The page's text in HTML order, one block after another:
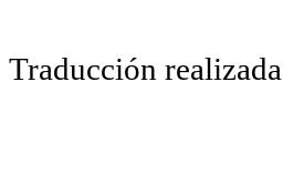
Traducción